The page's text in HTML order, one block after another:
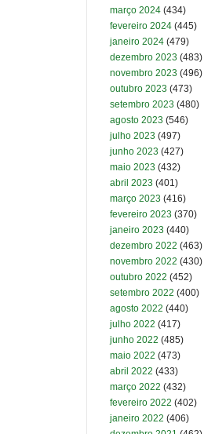
março 2024 (434)
fevereiro 2024 (445)
janeiro 2024 (479)
dezembro 2023 (483)
novembro 2023 (496)
outubro 2023 (473)
setembro 2023 (480)
agosto 2023 (546)
julho 2023 (497)
junho 2023 (427)
maio 2023 (432)
abril 2023 (401)
março 2023 (416)
fevereiro 2023 (370)
janeiro 2023 (440)
dezembro 2022 (463)
novembro 2022 (430)
outubro 2022 (452)
setembro 2022 (400)
agosto 2022 (440)
julho 2022 (417)
junho 2022 (485)
maio 2022 (473)
abril 2022 (433)
março 2022 (432)
fevereiro 2022 (402)
janeiro 2022 (406)